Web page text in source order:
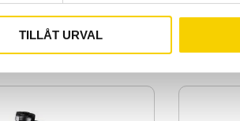
TILLÅT URVAL
:-
Lägg till i favoriter
1 149:-